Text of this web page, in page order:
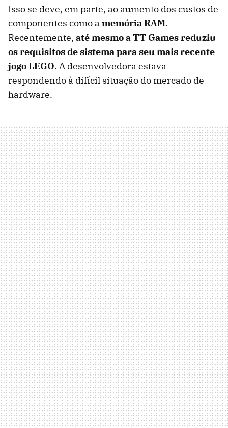
Isso se deve, em parte, ao aumento dos custos de
componentes como a memória RAM.
Recentemente, até mesmo a TT Games reduziu
os requisitos de sistema para seu mais recente
jogo LEGO. A desenvolvedora estava
respondendo à difícil situação do mercado de
hardware.